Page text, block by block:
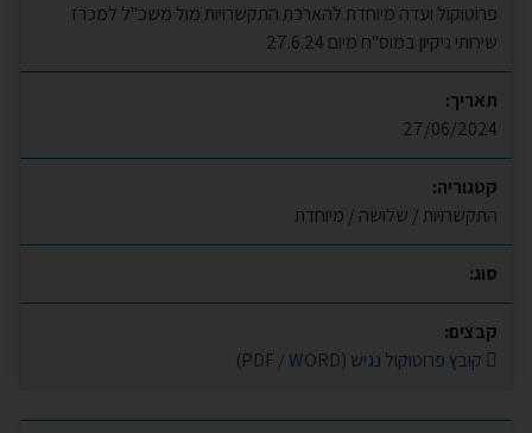
פרוטוקול ועדה מיוחדת להארכת התקשרויות מול משכ"ל למכרז
שירותי ניקיון במוס"ח מיום 27.6.24
תאריך:
27/06/2024
קטגוריה:
התקשרויות / שלושה / מיוחדת
סוג:
קבצים:
קובץ פרוטוקול נגיש (PDF / WORD)